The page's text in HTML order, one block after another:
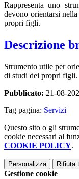
Rappresenta uno
devono orientarsi
propri figli.
Descrizione
Strumento utile per
di studi dei propri figli.
Pubblicato: 21-08-
Tag pagina: Servizi
Questo sito o gli
cookie necessari al
COOKIE POLICY.
Personalizza Rifiuta
Gestione cookie